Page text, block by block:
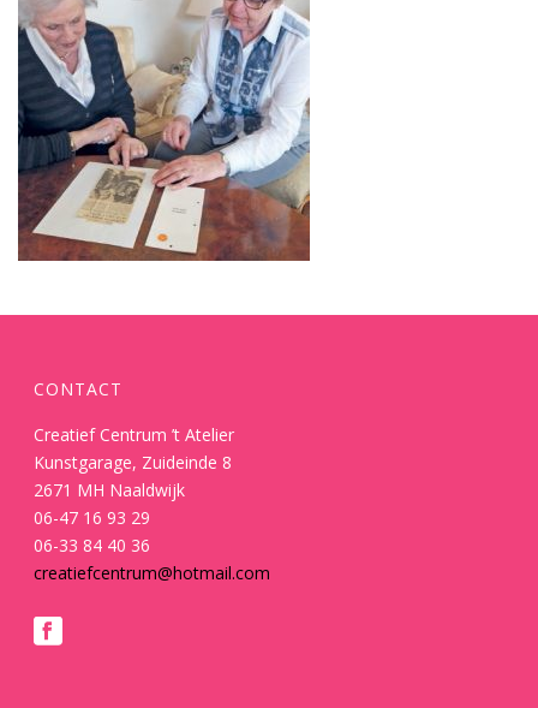
CONTACT
Creatief Centrum ’t Atelier
Kunstgarage, Zuideinde 8
2671 MH Naaldwijk
06-47 16 93 29
06-33 84 40 36
creatiefcentrum@hotmail.com